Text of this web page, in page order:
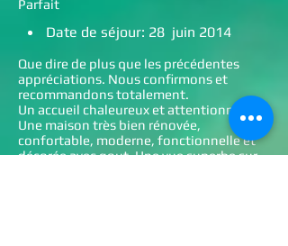
Parfait
Date de séjour: 28 juin 2014
Que dire de plus que les précédentes
appréciations. Nous confirmons et
recommandons totalement.
Un accueil chaleureux et attentionné.
Une maison très bien rénovée,
confortable, moderne, fonctionnelle et
décorée avec gout. Une vue superbe sur